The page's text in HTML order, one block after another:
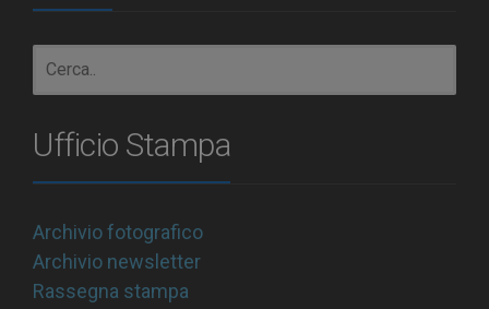
Ufficio Stampa
Archivio fotografico
Archivio newsletter
Rassegna stampa